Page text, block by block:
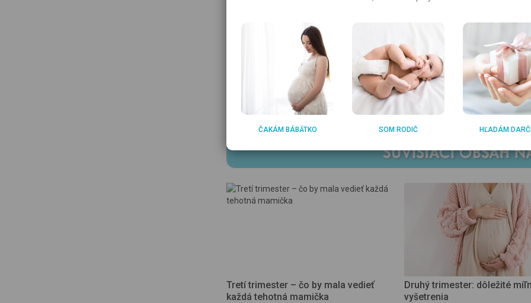
Ďalšie farby: 4
Tretí trimester – čo by mala vedieť
každá tehotná mamička
Druhý trimester: dôležité
vyšetrenia
ČAKÁM BÁBÄTKO SOM RODIČ HĽADÁM